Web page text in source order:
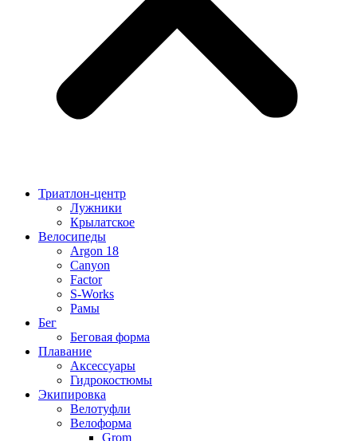
Триатлон-центр
Лужники
Крылатское
Велосипеды
Argon 18
Canyon
Factor
S-Works
Рамы
Бег
Беговая форма
Плавание
Аксессуары
Гидрокостюмы
Экипировка
Велотуфли
Велоформа
Grom